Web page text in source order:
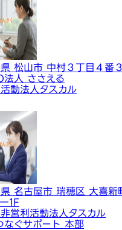
松山市 中村３丁目４番
法人 ささえる
動法人タスカル
名古屋市 瑞穂区 大喜新
1F
営利活動法人タスカル
なぐサポート 本部